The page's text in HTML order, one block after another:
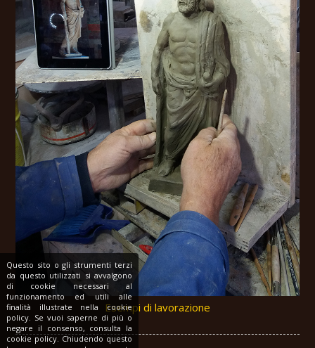
Questo sito o gli strumenti terzi
da questo utilizzati si avvalgono
di cookie necessari al
funzionamento ed utili alle
finalità illustrate nella cookie
policy. Se vuoi saperne di più o
negare il consenso, consulta la
cookie policy. Chiudendo questo
Esempi di lavorazione